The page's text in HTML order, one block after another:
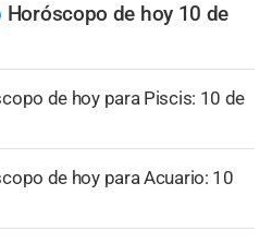
Horóscopo de hoy 10 de
de hoy para Piscis: 10 de
de hoy para Acuario: 10